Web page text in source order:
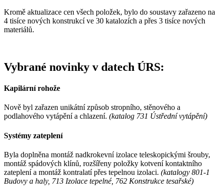
Kromě aktualizace cen všech položek, bylo do soustavy zařazeno na
4 tisíce nových konstrukcí ve 30 katalozích a přes 3 tisíce nových
materiálů.
Vybrané novinky v datech ÚRS:
Kapilární rohože
Nově byl zařazen unikátní způsob stropního, stěnového a
podlahového vytápění a chlazení. (katalog 731 Ústřední vytápění)
Systémy zateplení
Byla doplněna montáž nadkrokevní izolace teleskopickými šrouby,
montáž spádových klínů, rozšířeny položky kotvení kontaktního
zateplení a montáž kontralatí přes tepelnou izolaci. (katalogy 801-1
Budovy a haly, 713 Izolace tepelné, 762 Konstrukce tesařské)